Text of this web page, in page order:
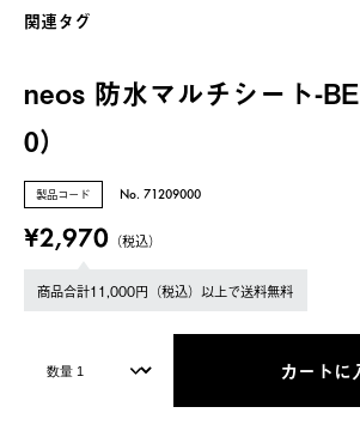
関連タグ
neos 防水マルチシート-
0）
製品コード No. 71209000
¥2,970 （税込）
商品合計11,000円（税込）以上で送料無料
カートに